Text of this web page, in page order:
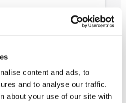
content and ads, to
and to analyse our traffic.
about your use of our site with
loan
to cover tax or ZUS
so you can breathe
running your business.